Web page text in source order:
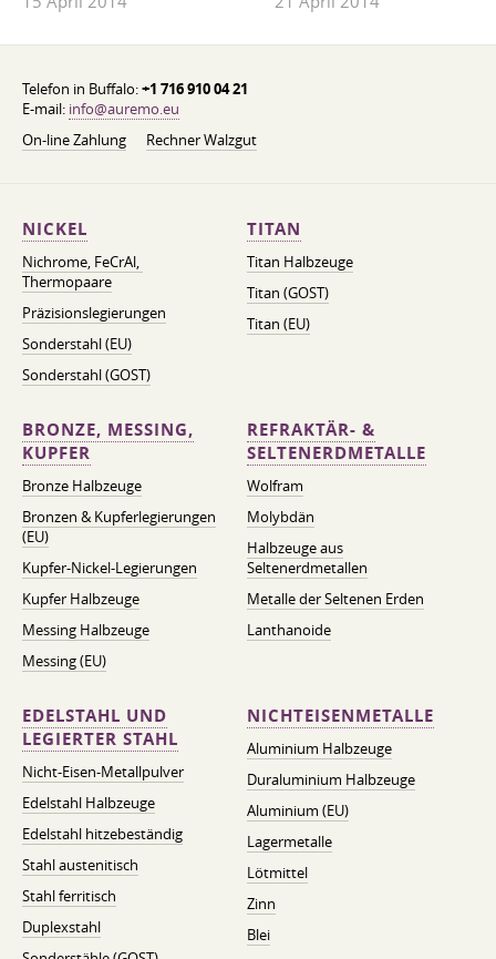
Telefon in Buffalo:+1 716 910 04 21
E-mail: info@auremo.eu
On-line Zahlung
Rechner Walzgut
NICKEL
Nichrome, FeСrAl, ​​
Thermopaare
Präzisionslegierungen
Sonderstahl (EU)
Sonderstahl (GOST)
TITAN
Titan Halbzeuge
Titan (GOST)
Titan (EU)
BRONZE, MESSING,
KUPFER
Bronze Halbzeuge
Bronzen & Kupferlegierungen
(EU)
Kupfer-Nickel-Legierungen
Kupfer Halbzeuge
Messing Halbzeuge
Messing (EU)
REFRAKTÄR- &
SELTENERDMETALLE
Wolfram
Molybdän
Halbzeuge aus
Seltenerdmetallen
Metalle der Seltenen Erden
Lanthanoide
EDELSTAHL UND
LEGIERTER STAHL
Nicht-Eisen-Metallpulver
Edelstahl Halbzeuge
Edelstahl hitzebeständig
Stahl austenitisch
Stahl ferritisch
Duplexstahl
NICHTEISENMETALLE
Aluminium Halbzeuge
Duraluminium Halbzeuge
Aluminium (EU)
Lagermetalle
Lötmittel
Zinn
Blei